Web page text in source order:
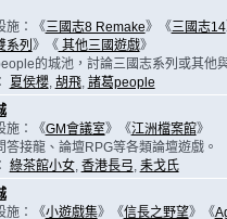
施：《三國志8 Remake》《三國志14
系列 》《其他三國遊戲》
的城池，討論三國志系列或其他
夏侯櫻, 胡飛, 諸葛people
施：《GM會議室》《江洲檔案館》
答接龍、論壇RPG等各類論壇遊戲。
綠茶館小女, 香港長弓, 耒戈氏
施：《小遊戲集》《信長之野望》《